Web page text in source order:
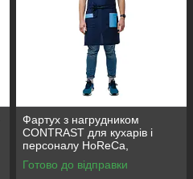
Фартух з нагрудником
CONTRAST для кухарів і
персоналу HoReCa,
регульований на шиї синій
Готово до відправки